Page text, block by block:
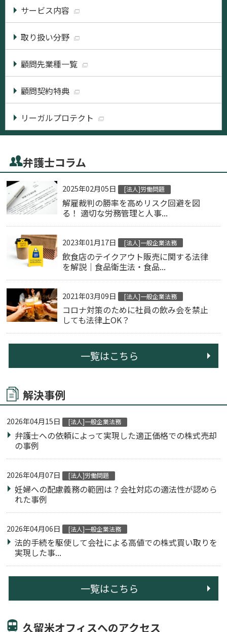
サービス内容
取り扱い分野
顧問先業種一覧
顧問契約特典
リーガルプロテクト
弁護士コラム
2025年02月05日 [法人]労働問題
解雇裁判の勝率を高めリスク回避を図
る！ 適切な労務管理と人事...
2023年01月17日 [法人]一般企業法務
飲食店のテイクアウト販売に関する法律
を解説｜食品衛生法・食品...
2021年03月09日 [法人]一般企業法務
コロナ対策のために社員の飲み会を禁止
しても法律上OK？
一覧はこちら
解決事例
2026年04月15日 [法人]一般企業法務
弁護士への依頼によって実現した適正価格での株式売却
の事例
2026年04月07日 [法人]労働問題
妊婦への配慮義務の範囲は？会社対応の適法性が認めら
れた事例
2026年04月06日 [法人]一般企業法務
法的手続を駆使して会社による高値での株式買い取りを
実現した事...
一覧はこちら
久留米オフィスへのアクセス